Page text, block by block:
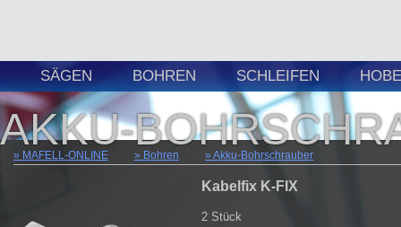
SÄGEN BOHREN SCHLEIFEN
AKKU-
MAFELL-ONLINE Bohren Akku-Bohrschrauber
Kabelfix K-FIX
2 Stück